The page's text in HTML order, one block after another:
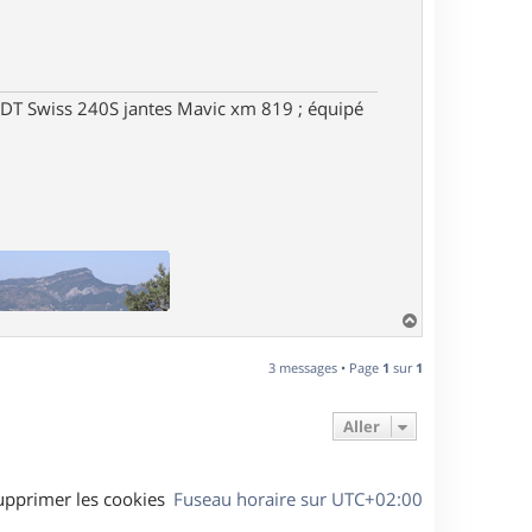
Swiss 240S jantes Mavic xm 819 ; équipé
a
t
3 messages • Page 1 sur 1
Aller
Fuseau horaire sur UTC+02:00
les cookies